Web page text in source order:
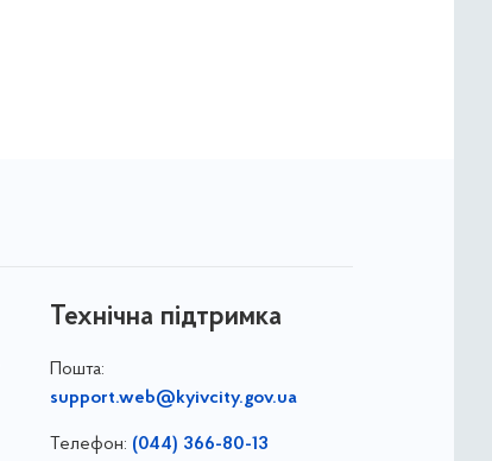
Технічна підтримка
Пошта:
support.web@kyivcity.gov.ua
Телефон: (044) 366-80-13